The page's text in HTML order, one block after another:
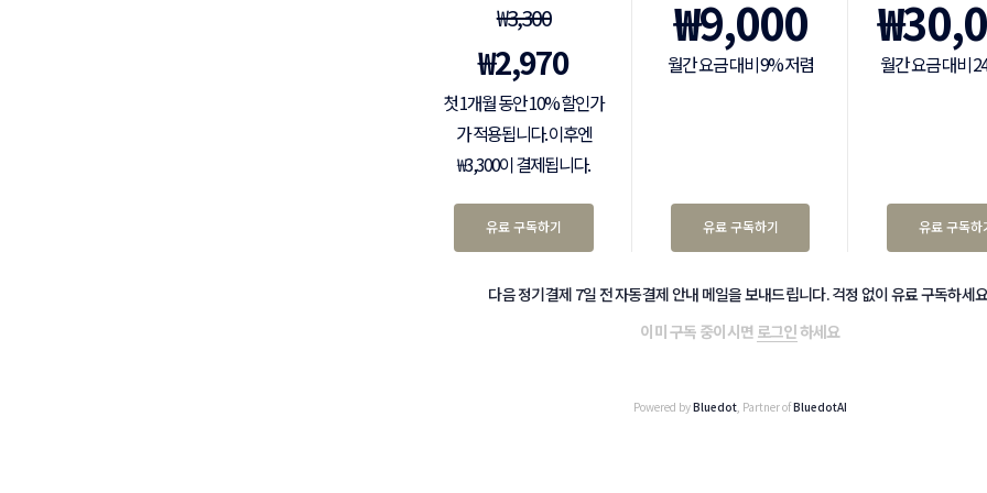
₩3,300
₩2,970
첫 1개월 동안 10% 할인가
가 적용됩니다. 이후엔
₩3,300이 결제됩니다.
유료 구독하기
₩9,000
월간 요금 대비 9% 저렴
유료 구독하기
₩
월간 요금 대비
유료 구독하
다음 정기결제 7일 전 자동결제 안내 메일을 보내드립니다. 걱정 없이 유료 구독하세
이미 구독 중이시면 로그인하세요
Powered byBluedot, Partner ofBluedotAI